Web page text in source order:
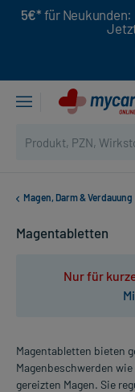
5€* für Neukunden:
Magen, Darm & Verdauung
Magentabletten
Nur für
Magentabletten bieten
Magenbeschwerden
gereizten Magen. Sie